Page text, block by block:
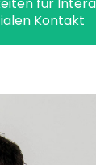
Kontakt